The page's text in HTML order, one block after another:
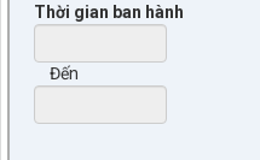
Thời gian ban hành
Đến